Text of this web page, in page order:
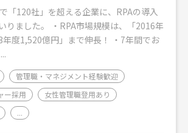
「120社」を超える企業に、RPAの導入
りました。 ・RPA市場規模は、「2016年
度1,520億円」まで伸長！ ・7年間でお
管理職・マネジメント経験歓迎
ー採用
女性管理職登用あり
...